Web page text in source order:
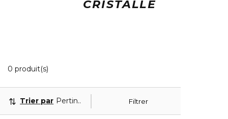
CRISTALLE
0 produit(s)
Filtrer
Trier par Pertinence